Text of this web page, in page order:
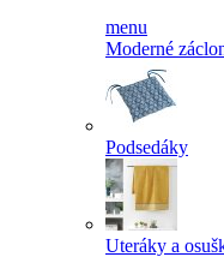
menu
Moderné
Podsedáky
Uteráky a